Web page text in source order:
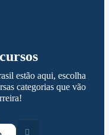
estão aqui, escolha
categorias que vão